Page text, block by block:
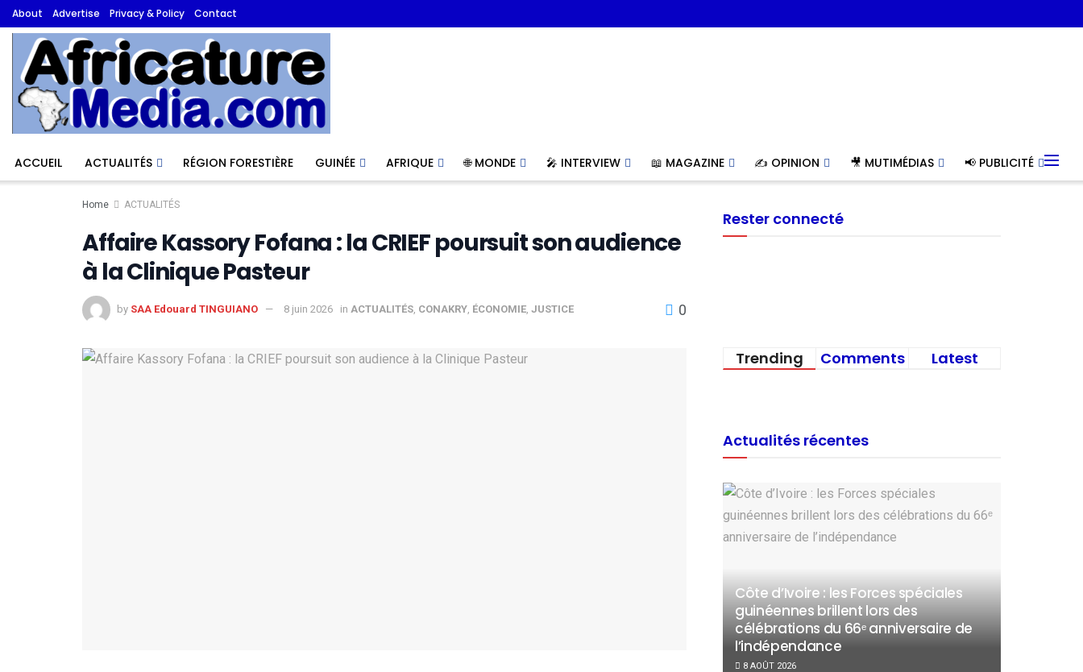
About Advertise Privacy & Policy Contact
ACCUEIL ACTUALITÉS RÉGION FORESTIÈRE GUINÉE AFRIQUE 🌐 MONDE 🎤 INTERVIEW 📖 MAGAZINE ✍️ OPINION 🎥 MUTIMÉDIAS 📢 PUBLICITÉ
Home ACTUALITÉS
Affaire Kassory Fofana : la CRIEF poursuit son audience
à la Clinique Pasteur
by SAA Edouard TINGUIANO 8 juin 2026 in ACTUALITÉS, CONAKRY, ÉCONOMIE, JUSTICE 0
Rester connecté
Trending Comments Latest
Actualités récentes
Côte d’Ivoire : les Forces spéciales
guinéennes brillent lors des
célébrations du 66ᵉ anniversaire de
l’indépendance
8 AOÛT 2026